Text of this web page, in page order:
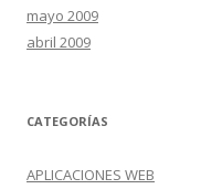
mayo 2009
abril 2009
CATEGORÍAS
APLICACIONES WEB